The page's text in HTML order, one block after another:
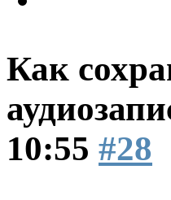
Как
10:55 #28